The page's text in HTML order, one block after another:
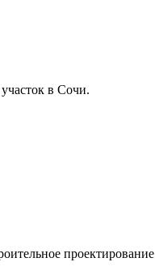
в Сочи.
проектирование